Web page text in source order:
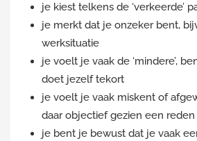
je kiest telkens de ‘verkeerde’
je merkt dat je onzeker bent,
werksituatie
je voelt je vaak de ‘mindere’,
doet jezelf tekort
je voelt je vaak miskent of
daar objectief gezien een
je bent je bewust dat je vaak